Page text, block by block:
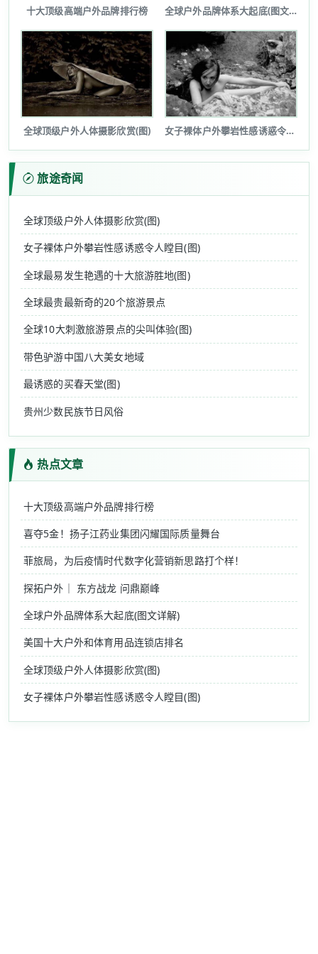
十大顶级高端户外品牌排行榜 全球户外品牌体系大起底(图文详解)
全球顶级户外人体摄影欣赏(图) 女子裸体户外攀岩性感诱惑令人瞠目(图...
旅途奇闻
全球顶级户外人体摄影欣赏(图)
女子裸体户外攀岩性感诱惑令人瞠目(图)
全球最易发生艳遇的十大旅游胜地(图)
全球最贵最新奇的20个旅游景点
全球10大刺激旅游景点的尖叫体验(图)
带色驴游中国八大美女地域
最诱惑的买春天堂(图)
贵州少数民族节日风俗
热点文章
十大顶级高端户外品牌排行榜
喜夺5金！扬子江药业集团闪耀国际质量舞台
菲旅局，为后疫情时代数字化营销新思路打个样！
探拓户外｜ 东方战龙 问鼎巅峰
全球户外品牌体系大起底(图文详解)
美国十大户外和体育用品连锁店排名
全球顶级户外人体摄影欣赏(图)
女子裸体户外攀岩性感诱惑令人瞠目(图)